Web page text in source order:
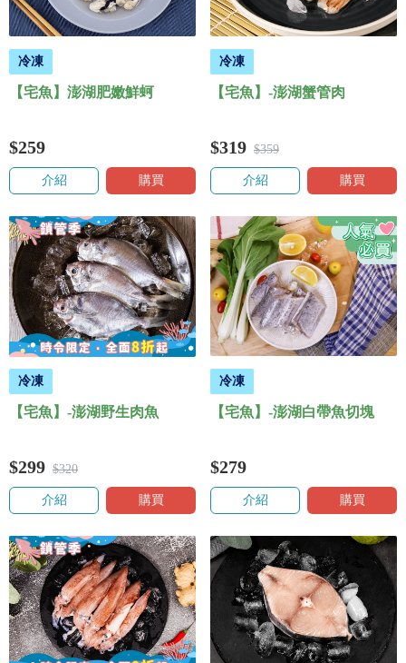
冷凍
【宅魚】澎湖肥嫩鮮蚵
$259
介紹 購買
冷凍
【宅魚】-澎湖蟹管肉
$319 $359
介紹 購買
冷凍
【宅魚】-澎湖野生肉魚
$299 $320
介紹 購買
冷凍
【宅魚】-澎湖白帶魚切塊
$279
介紹 購買